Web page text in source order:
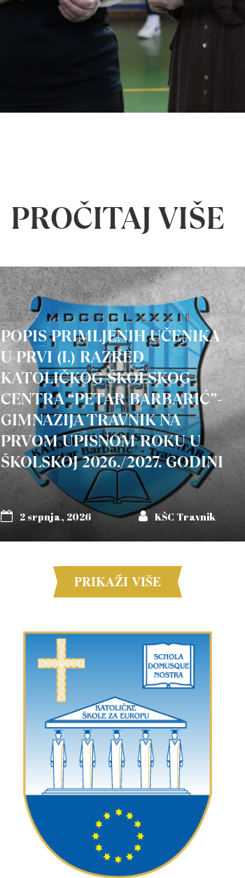
PROČITAJ VIŠE
POPIS PRIMLJENIH UČENIKA
U PRVI (I.) RAZRED
KATOLIČKOG ŠKOLSKOG
CENTRA “PETAR BARBARIĆ”-
GIMNAZIJA TRAVNIK NA
PRVOM UPISNOM ROKU U
ŠKOLSKOJ 2026./2027. GODINI
2 srpnja, 2026 KŠC Travnik
PRIKAŽI VIŠE